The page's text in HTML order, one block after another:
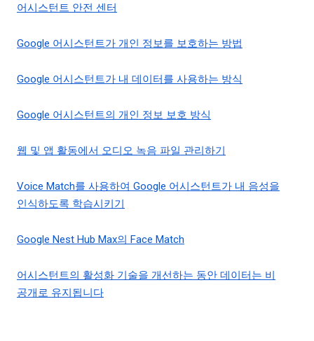
어시스턴트 안전 센터
Google 어시스턴트가 개인 정보를 보호하는 방법
Google 어시스턴트가 내 데이터를 사용하는 방식
Google 어시스턴트의 개인 정보 보호 방식
웹 및 앱 활동에서 오디오 녹음 파일 관리하기
Voice Match를 사용하여 Google 어시스턴트가 내 음성을
인식하도록 학습시키기
Google Nest Hub Max의 Face Match
어시스턴트의 활성화 기술을 개선하는 동안 데이터는 비
공개로 유지됩니다